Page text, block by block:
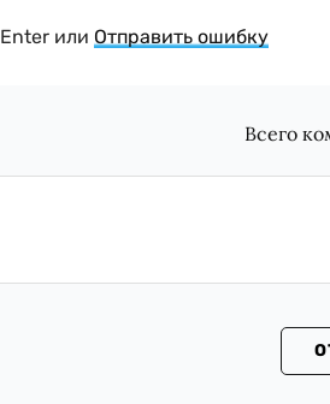
или Отправить ошибку
Всего